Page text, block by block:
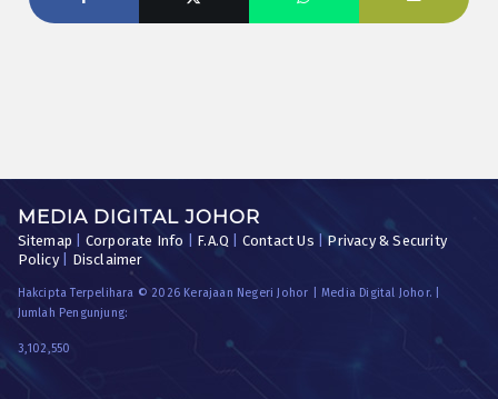
MEDIA DIGITAL JOHOR
Sitemap Corporate Info F.A.Q Contact Us |Privacy & Security
Policy| Disclaimer
Hakcipta Terpelihara © 2026 Kerajaan Negeri Johor | Media Digital Johor. |
Jumlah Pengunjung:
3,102,550